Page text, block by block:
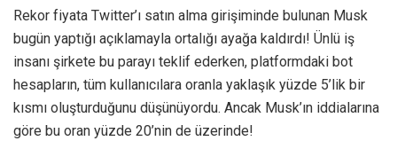
Rekor fiyata Twitter’ı satın alma girişiminde bulunan Musk
bugün yaptığı açıklamayla ortalığı ayağa kaldırdı! Ünlü iş
insanı şirkete bu parayı teklif ederken, platformdaki bot
hesapların, tüm kullanıcılara oranla yaklaşık yüzde 5’lik bir
kısmı oluşturduğunu düşünüyordu. Ancak Musk’ın iddialarına
göre bu oran yüzde 20’nin de üzerinde!